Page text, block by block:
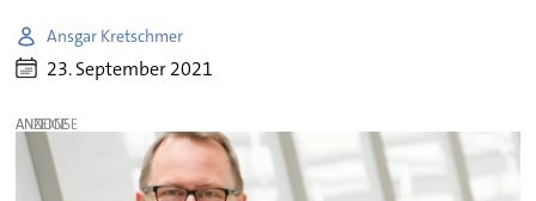
Ansgar Kretschmer
23. September 2021
ANZEIGE